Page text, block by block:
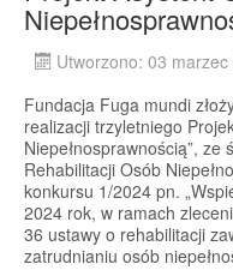
Utworzono: 03 marzec
Fundacja Fuga mundi
realizacji trzyletniego
Niepełnosprawnością”,
Rehabilitacji Osób
konkursu 1/2024 pn.
2024 rok, w ramach
36 ustawy o rehabilitacji
zatrudnianiu osób